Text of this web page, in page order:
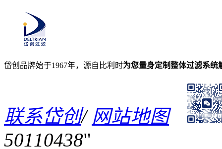
岱创品牌始于1967年，源自比利时为您量身定制整体过滤系统
联系岱创/ 网站地图
50110438